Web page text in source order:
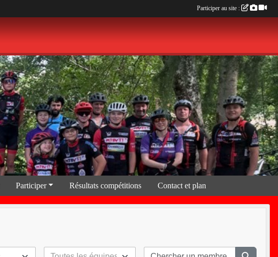
Participer Résultats compétitions Contact et plan
Participer au site :